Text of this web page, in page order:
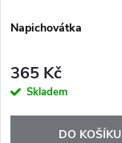
Napichovátka
365 Kč
Skladem
DO KOŠÍKU